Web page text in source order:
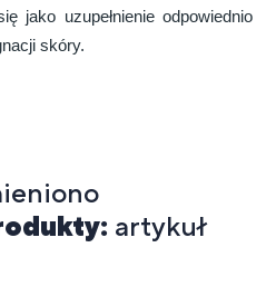
jako uzupełnienie odpowiednio
skóry.
artykuł